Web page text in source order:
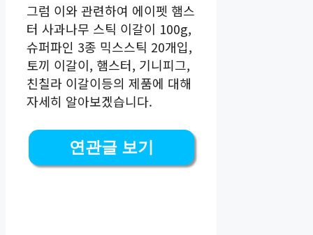
그럼 이와 관련하여 에이펫 햄스
터 사과나무 스틱 이갈이 100g,
슈퍼파인 3종 믹스스틱 20개입,
토끼 이갈이, 햄스터, 기니피그,
친칠라 이갈이등의 제품에 대해
자세히 알아보겠습니다.
연관글 보기